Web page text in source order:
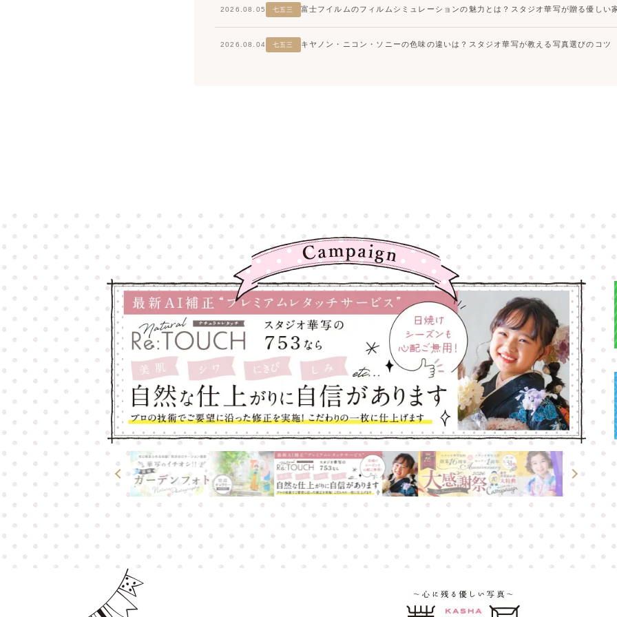
2026.08.05 七五三 富士フイルムのフィルムシミュレーションの魅力とは？スタジオ華写が贈る優しい
2026.08.04 七五三 キヤノン・ニコン・ソニーの色味の違いは？スタジオ華写が教える写真選びのコツ